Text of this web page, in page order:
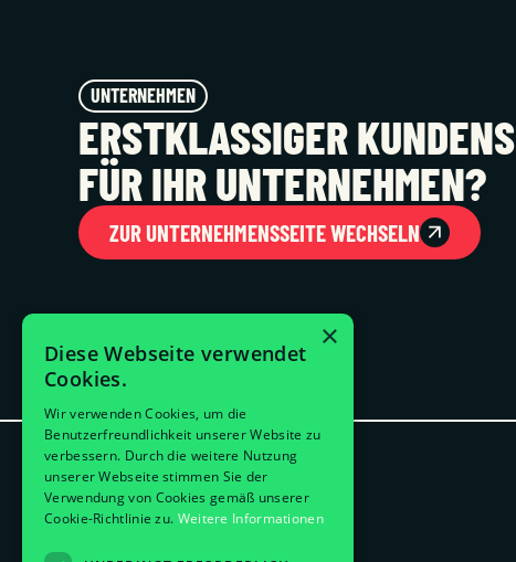
FOOTER
GEVEKOM
UNTERNEHMEN
ERSTKLASSIGER
FÜR IHR UNTERNEHMEN?
ZUR UNTERNEHMENSSEITE WECHSELN
×
Diese Webseite verwendet
Cookies.
Wir verwenden Cookies, um die
Benutzerfreundlichkeit unserer Website zu
verbessern. Durch die weitere Nutzung
unserer Webseite stimmen Sie der
Verwendung von Cookies gemäß unserer
Cookie-Richtlinie zu. Weitere Informationen